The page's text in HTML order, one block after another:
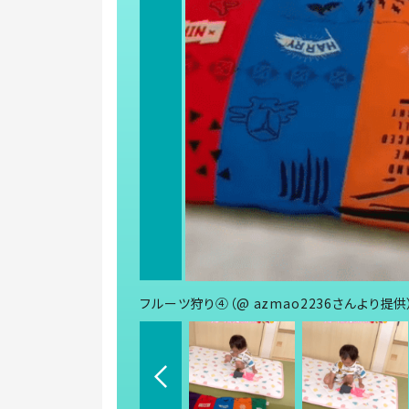
フルーツ狩り④（@ azmao2236さんより提供